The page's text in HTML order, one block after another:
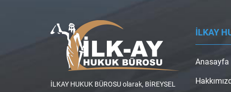
İLKAY HUKUK BÜROSU olarak, BİREYSEL
İLKAY
Anasayfa